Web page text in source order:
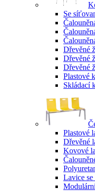
Se
Dřevěné
Dřevěné
Dřevěné
Plastové
Skládací
Plastové
Dřevěné
Kovové
Lavice se